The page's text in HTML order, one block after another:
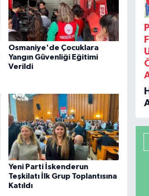
Osmaniye'de Çocuklara
Yangın Güvenliği Eğitimi
Verildi
Yeni Parti İskenderun
Teşkilatı İlk Grup Toplantısına
Katıldı